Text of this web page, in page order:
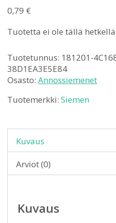
0,79 €
Tuotetta ei ole tällä
Tuotetunnus: 181201-
38D1EA3E5E84
Osasto: Annossiemenet
Tuotemerkki: Siemen
Kuvaus
Arviot (0)
Kuvaus